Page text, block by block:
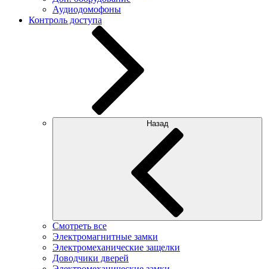
Аудиодомофоны
Контроль доступа
Назад
Смотреть все
Электромагнитные замки
Электромеханические защелки
Доводчики дверей